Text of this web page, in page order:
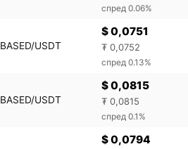
спред 0.06%
BASED/USDT
$ 0,0751
₮ 0,0752
спред 0.13%
BASED/USDT
$ 0,0815
₮ 0,0815
спред 0.1%
$ 0,0794